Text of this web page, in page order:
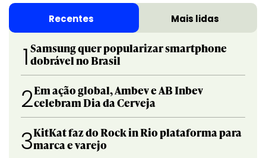
Recentes Mais lidas
1 Samsung quer popularizar smartphone
dobrável no Brasil
2Em ação global, Ambev e AB Inbev
celebram Dia da Cerveja
3KitKat faz do Rock in Rio plataforma para
marca e varejo